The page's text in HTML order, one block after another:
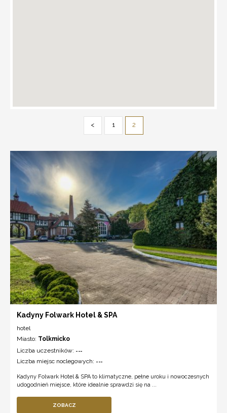
< 1 2
Kadyny Folwark Hotel & SPA
hotel
Miasto: Tolkmicko
Liczba uczestników: ---
Liczba miejsc noclegowych: ---
Kadyny Folwark Hotel & SPA to klimatyczne, pełne uroku i nowoczesnych
udogodnień miejsce, które idealnie sprawdzi się na ...
ZOBACZ